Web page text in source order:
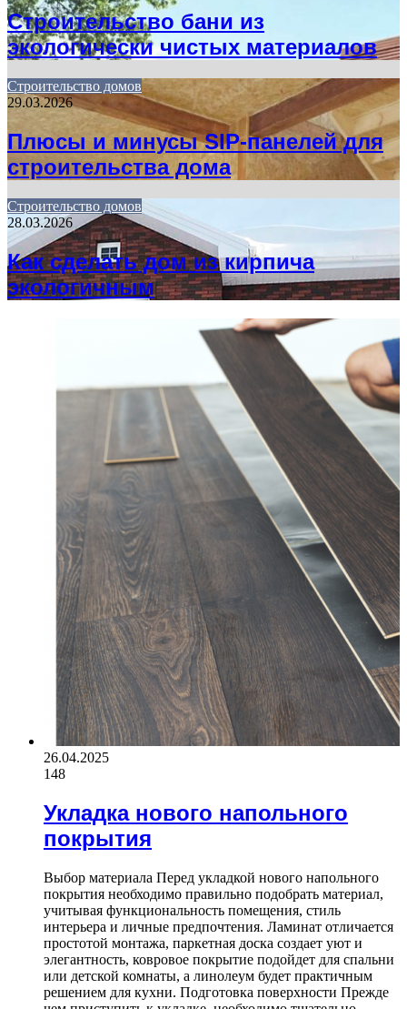
Строительство бани из
экологически чистых материалов
Строительство домов
29.03.2026
Плюсы и минусы SIP-панелей для
строительства дома
Строительство домов
28.03.2026
Как сделать дом из кирпича
экологичным
26.04.2025
148
Укладка нового напольного
покрытия
Выбор материала Перед укладкой нового напольного
покрытия необходимо правильно подобрать материал,
учитывая функциональность помещения, стиль
интерьера и личные предпочтения. Ламинат отличается
простотой монтажа, паркетная доска создает уют и
элегантность, ковровое покрытие подойдет для спальни
или детской комнаты, а линолеум будет практичным
решением для кухни. Подготовка поверхности Прежде